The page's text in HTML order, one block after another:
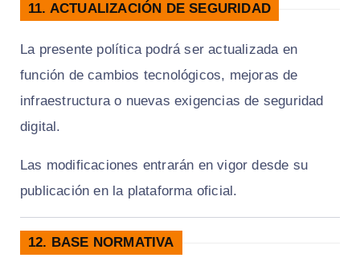
11. ACTUALIZACIÓN DE SEGURIDAD
La presente política podrá ser actualizada en
función de cambios tecnológicos, mejoras de
infraestructura o nuevas exigencias de seguridad
digital.
Las modificaciones entrarán en vigor desde su
publicación en la plataforma oficial.
12. BASE NORMATIVA